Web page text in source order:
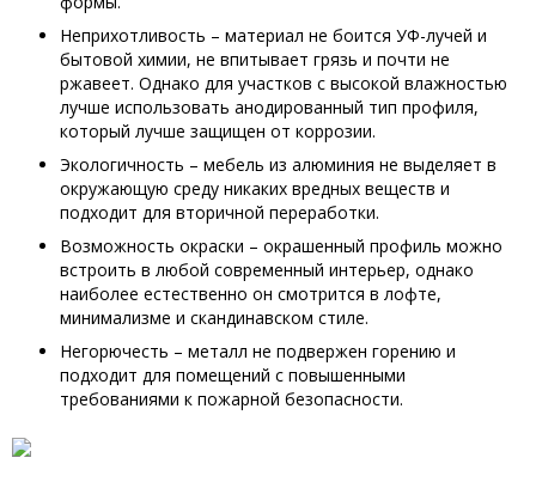
Неприхотливость – материал не боится УФ-лучей и
бытовой химии, не впитывает грязь и почти не
ржавеет. Однако для участков с высокой влажностью
лучше использовать анодированный тип профиля,
который лучше защищен от коррозии.
Экологичность – мебель из алюминия не выделяет в
окружающую среду никаких вредных веществ и
подходит для вторичной переработки.
Возможность окраски – окрашенный профиль можно
встроить в любой современный интерьер, однако
наиболее естественно он смотрится в лофте,
минимализме и скандинавском стиле.
Негорючесть – металл не подвержен горению и
подходит для помещений с повышенными
требованиями к пожарной безопасности.